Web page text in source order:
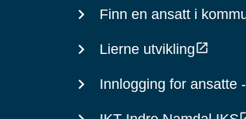
Finn en ansatt i
Lierne utvikling
Innlogging for ansatte